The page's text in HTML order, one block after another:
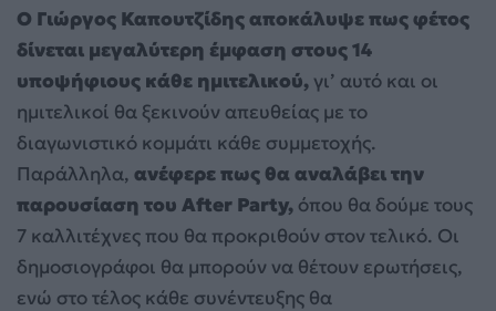
Ο Γιώργος Καπουτζίδης αποκάλυψε πως φέτος
δίνεται μεγαλύτερη έμφαση στους 14
υποψήφιους κάθε ημιτελικού, γι’ αυτό και οι
ημιτελικοί θα ξεκινούν απευθείας με το
διαγωνιστικό κομμάτι κάθε συμμετοχής.
Παράλληλα, ανέφερε πως θα αναλάβει την
παρουσίαση του After Party, όπου θα δούμε τους
7 καλλιτέχνες που θα προκριθούν στον τελικό. Οι
δημοσιογράφοι θα μπορούν να θέτουν ερωτήσεις,
ενώ στο τέλος κάθε συνέντευξης θα